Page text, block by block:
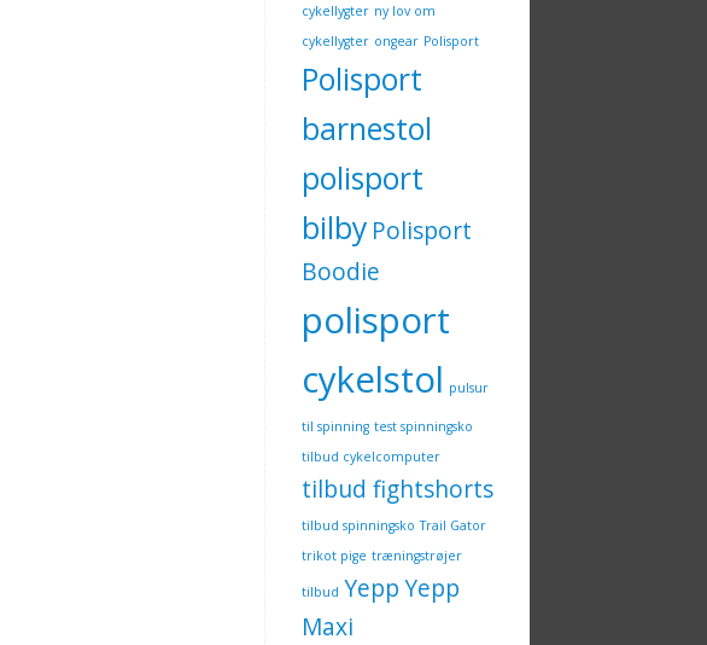
cykellygter ny lov om
cykellygter ongear Polisport
Polisport
barnestol
polisport
bilby Polisport
Boodie
polisport
cykelstol pulsur
til spinning test spinningsko
tilbud cykelcomputer
tilbud fightshorts
tilbud spinningsko Trail Gator
trikot pige træningstrøjer
tilbud YeppYepp
Maxi